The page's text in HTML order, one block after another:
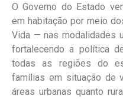
O Governo do Estado
em habitação por meio
Vida — nas modalidades
fortalecendo a política
todas as regiões do
famílias em situação de
áreas urbanas quanto